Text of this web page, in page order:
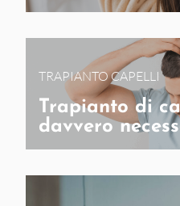
TRAPIANTO CAPELLI
Trapianto di
davvero